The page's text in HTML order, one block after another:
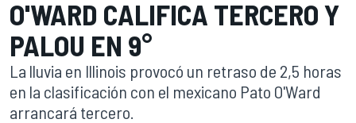
O'WARD CALIFICA TERCERO Y
PALOU EN 9°
La lluvia en Illinois provocó un retraso de 2,5 horas
en la clasificación con el mexicano Pato O'Ward
arrancará tercero.